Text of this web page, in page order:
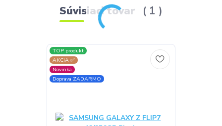
Súvisiaci tovar 1
TOP produkt
AKCIA ✅
Novinka
Doprava ZADARMO